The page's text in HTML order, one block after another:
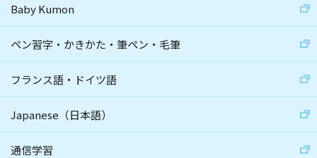
Baby Kumon
ペン習字・かきかた・筆ペン・毛筆
フランス語・ドイツ語
Japanese（日本語）
通信学習